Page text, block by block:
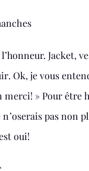
Jacket,
Ok, je vous
merci! » Pour être
pas non
oui!